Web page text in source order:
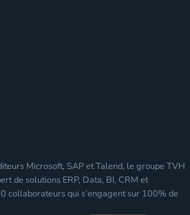
Microsoft, SAP et Talend, le groupe TVH
de solutions ERP, Data, BI, CRM et
collaborateurs qui s’engagent sur 100% de